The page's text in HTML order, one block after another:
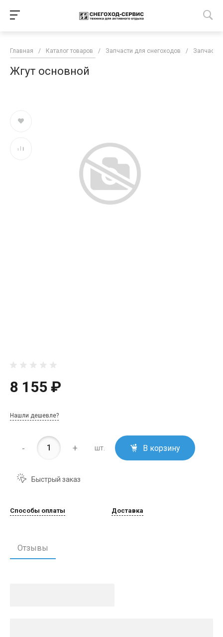
Главная / Каталог товаров / Запчасти для снегоходов / Запчасти
Жгут основной
8 155 ₽
Нашли дешевле?
- + шт. В корзину
Быстрый заказ
Способы оплаты Доставка
Отзывы